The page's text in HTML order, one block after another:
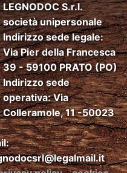
LEGNODOC S.r.l.
società unipersonale
Indirizzo sede legale:
Via Pier della Francesca
39 - 59100 PRATO (PO)
Indirizzo sede
operativa: Via
Colleramole, 11 -50023